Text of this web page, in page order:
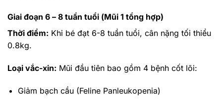
Giai đoạn 6 – 8 tuần tuổi (Mũi 1 tổng hợp)
Thời điểm: Khi bé đạt 6-8 tuần tuổi, cân nặng tối thiểu
0.8kg.
Loại vắc-xin: Mũi đầu tiên bao gồm 4 bệnh cốt lõi:
Giảm bạch cầu (Feline Panleukopenia)